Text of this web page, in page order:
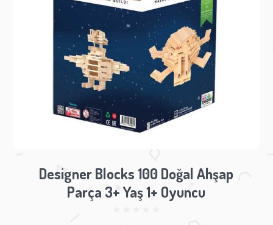
Designer Blocks 100 Doğal Ahşap
Parça 3+ Yaş 1+ Oyuncu